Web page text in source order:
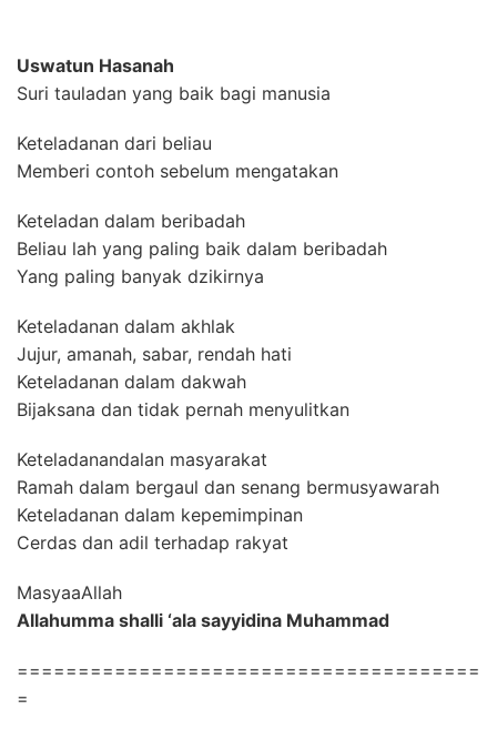
Uswatun Hasanah
Suri tauladan yang baik bagi manusia
Keteladanan dari beliau
Memberi contoh sebelum mengatakan
Keteladan dalam beribadah
Beliau lah yang paling baik dalam beribadah
Yang paling banyak dzikirnya
Keteladanan dalam akhlak
Jujur, amanah, sabar, rendah hati
Keteladanan dalam dakwah
Bijaksana dan tidak pernah menyulitkan
Keteladanandalan masyarakat
Ramah dalam bergaul dan senang bermusyawarah
Keteladanan dalam kepemimpinan
Cerdas dan adil terhadap rakyat
MasyaaAllah
Allahumma shalli ‘ala sayyidina Muhammad
======================================
=